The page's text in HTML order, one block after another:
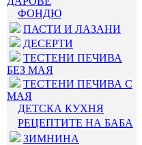
ФОНДЮ
ПАСТИ И ЛАЗАНИ
ДЕСЕРТИ
ТЕСТЕНИ ПЕЧИВА
БЕЗ МАЯ
ТЕСТЕНИ ПЕЧИВА С
МАЯ
ДЕТСКА КУХНЯ
РЕЦЕПТИТЕ НА БАБА
ЗИМНИНА